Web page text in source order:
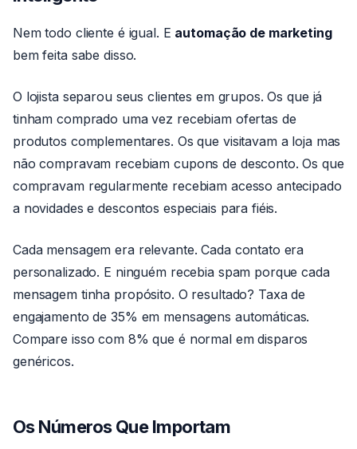
Nem todo cliente é igual. E automação de marketing
bem feita sabe disso.
O lojista separou seus clientes em grupos. Os que já
tinham comprado uma vez recebiam ofertas de
produtos complementares. Os que visitavam a loja mas
não compravam recebiam cupons de desconto. Os que
compravam regularmente recebiam acesso antecipado
a novidades e descontos especiais para fiéis.
Cada mensagem era relevante. Cada contato era
personalizado. E ninguém recebia spam porque cada
mensagem tinha propósito. O resultado? Taxa de
engajamento de 35% em mensagens automáticas.
Compare isso com 8% que é normal em disparos
genéricos.
Os Números Que Importam